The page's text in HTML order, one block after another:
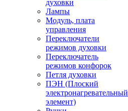
духовки
Лампы
Модуль, плата
управления
Переключатели
режимов духовки
Переключатель
режимов конфорок
Петля духовки
ПЭН (Плоский
электронагревательный
элемент)